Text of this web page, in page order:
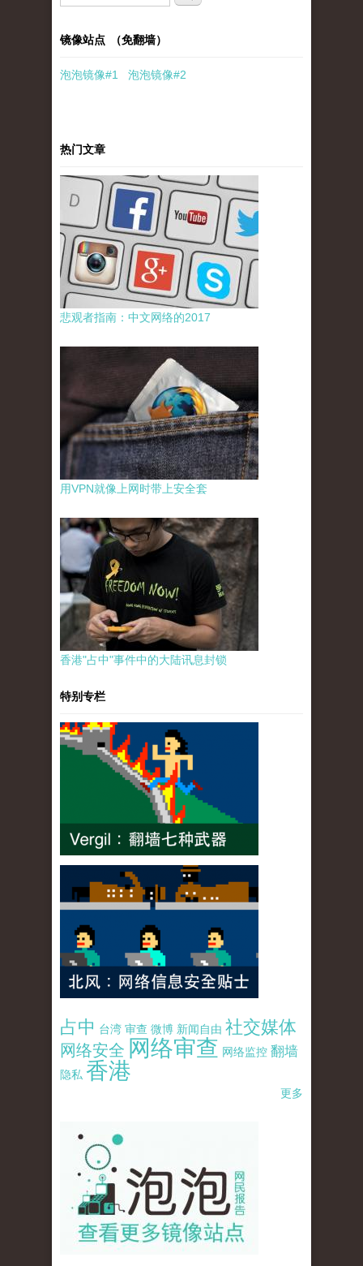
镜像站点 （免翻墙）
泡泡镜像#1 泡泡镜像#2
热门文章
悲观者指南：中文网络的2017
用VPN就像上网时带上安全套
香港"占中"事件中的大陆讯息封锁
特别专栏
占中 台湾 审查 微博 新闻自由 社交媒体
网络安全 网络审查 网络监控 翻墙
隐私 香港
更多
pao-pao-banner-mirror-site-120814.jpg